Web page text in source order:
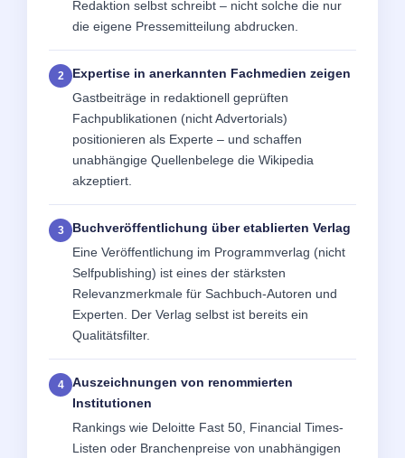
Redaktion selbst schreibt – nicht solche die nur
die eigene Pressemitteilung abdrucken.
Expertise in anerkannten Fachmedien zeigen
Gastbeiträge in redaktionell geprüften
Fachpublikationen (nicht Advertorials)
positionieren als Experte – und schaffen
unabhängige Quellenbelege die Wikipedia
akzeptiert.
Buchveröffentlichung über etablierten Verlag
Eine Veröffentlichung im Programmverlag (nicht
Selfpublishing) ist eines der stärksten
Relevanzmerkmale für Sachbuch-Autoren und
Experten. Der Verlag selbst ist bereits ein
Qualitätsfilter.
Auszeichnungen von renommierten
Institutionen
Rankings wie Deloitte Fast 50, Financial Times-
Listen oder Branchenpreise von unabhängigen